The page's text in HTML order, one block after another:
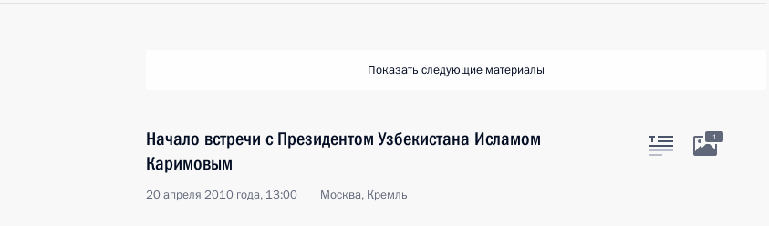
Показать следующие материалы
Начало встречи с Президентом Узбекистана Исламом
Каримовым
20 апреля 2010 года, 13:00 Москва, Кремль
1